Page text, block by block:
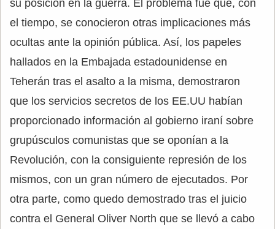
su posición en la guerra. El problema fue que, con
el tiempo, se conocieron otras implicaciones más
ocultas ante la opinión pública. Así, los papeles
hallados en la Embajada estadounidense en
Teherán tras el asalto a la misma, demostraron
que los servicios secretos de los EE.UU habían
proporcionado información al gobierno iraní sobre
grupúsculos comunistas que se oponían a la
Revolución, con la consiguiente represión de los
mismos, con un gran número de ejecutados. Por
otra parte, como quedo demostrado tras el juicio
contra el General Oliver North que se llevó a cabo